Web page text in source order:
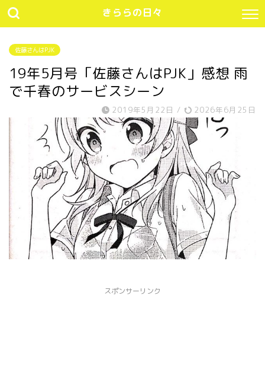
きららの日々
佐藤さんはPJK
19年5月号「佐藤さんはPJK」感想 雨
で千春のサービスシーン
2019年5月22日 / 2026年6月25日
スポンサーリンク